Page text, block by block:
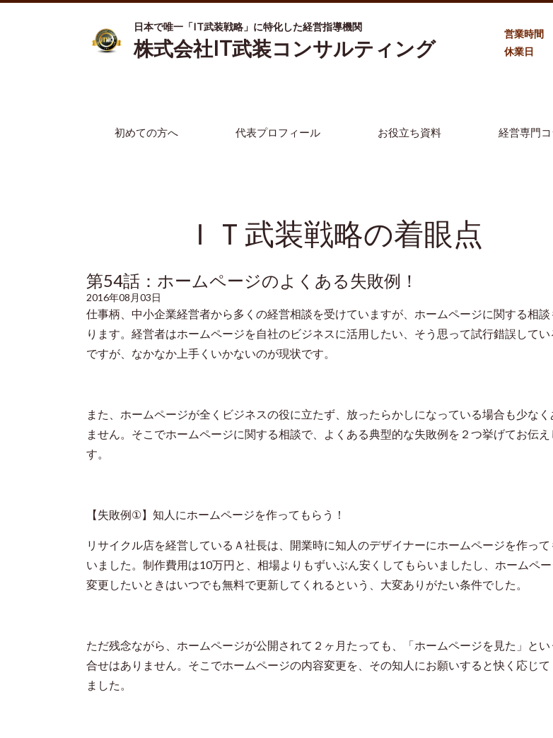
日本で唯一「IT武装戦略」に特化した経営指導機関
株式会社IT武装コンサルティング
営業時間
休業日
初めての方へ 代表プロフィール お役立ち資料 経営専門コ
ＩＴ武装戦略の着眼点
第54話： ホームページのよくある失敗例！
2016年08月03日
仕事柄、中小企業経営者から多くの経営相談を受けていますが、ホームページに関する相談
ります。経営者はホームページを自社のビジネスに活用したい、そう思って試行錯誤してい
ですが、なかなか上手くいかないのが現状です。
また、ホームページが全くビジネスの役に立たず、放ったらかしになっている場合も少なく
ません。そこでホームページに関する相談で、よくある典型的な失敗例を２つ挙げてお伝え
す。
【失敗例①】知人にホームページを作ってもらう！
リサイクル店を経営しているＡ社長は、開業時に知人のデザイナーにホームページを作って
いました。制作費用は10万円と、相場よりもずいぶん安くしてもらいましたし、ホームペ
変更したいときはいつでも無料で更新してくれるという、大変ありがたい条件でした。
ただ残念ながら、ホームページが公開されて２ヶ月たっても、「ホームページを見た」とい
合せはありません。そこでホームページの内容変更を、その知人にお願いすると快く応じて
ました。